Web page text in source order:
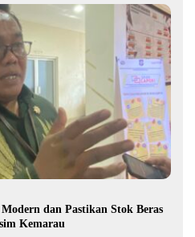
dan Pastikan Stok Beras
Kemarau